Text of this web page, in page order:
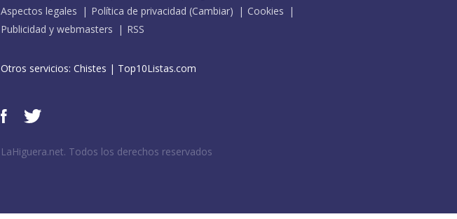
Aspectos legales
Política de privacidad (Cambiar)
Cookies
Publicidad y webmasters
RSS
Otros servicios: Chistes | Top10Listas.com
LaHiguera.net. Todos los derechos reservados